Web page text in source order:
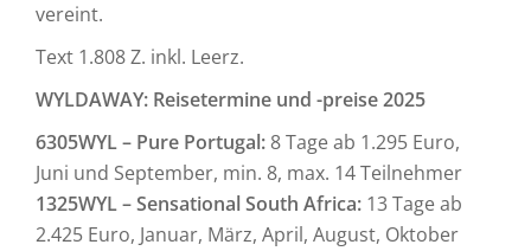
vereint.
Text 1.808 Z. inkl. Leerz.
WYLDAWAY: Reisetermine und -preise 2025
6305WYL – Pure Portugal: 8 Tage ab 1.295 Euro,
Juni und September, min. 8, max. 14 Teilnehmer
1325WYL – Sensational South Africa: 13 Tage ab
2.425 Euro, Januar, März, April, August, Oktober